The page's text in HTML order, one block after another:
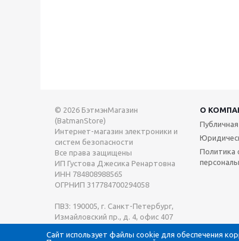
© 2026 БэтмэнМагазин
(BatmanStore)
Интернет-магазин электроники и
систем безопасности
Все права защищены
ИП Густова Джесика Ренартовна
ИНН 784808988565
ОГРНИП 317784700294058
ПВЗ: 190005, г. Санкт-Петербург,
Измайловский пр., д. 4, офис 407
О
Политика
Сайт использует файлы cookie для обеспечения